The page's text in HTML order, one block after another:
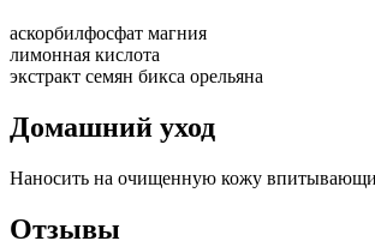
аскорбилфосфат магния
лимонная кислота
экстракт семян бикса орельяна
Домашний уход
Наносить на очищенную кожу
Отзывы